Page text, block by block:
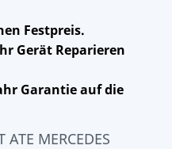
Festpreis.
Gerät Reparieren
Garantie auf die
MERCEDES